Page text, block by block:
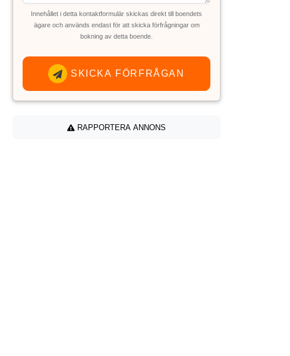
Innehållet i detta kontaktformulär skickas direkt till boendets
ägare och används endast för att skicka förfrågningar om
bokning av detta boende.
SKICKA FÖRFRÅGAN
RAPPORTERA ANNONS